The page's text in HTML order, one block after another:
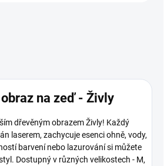
obraz na zeď - Živly
dřevěným obrazem Živly! Každý
laserem, zachycuje esenci ohně, vody,
barvení nebo lazurování si můžete
Dostupný v různých velikostech - M,